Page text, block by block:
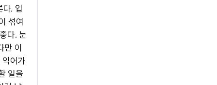
다. 입
섞여
다. 눈
이
익어가
일을